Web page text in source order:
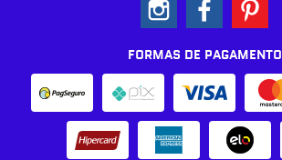
FORMAS DE PAGAMENTO